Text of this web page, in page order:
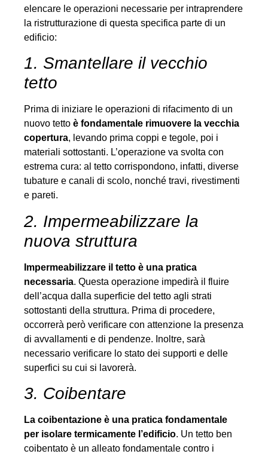
elencare le operazioni necessarie per intraprendere
la ristrutturazione di questa specifica parte di un
edificio:
1. Smantellare il vecchio
tetto
Prima di iniziare le operazioni di rifacimento di un
nuovo tetto è fondamentale rimuovere la vecchia
copertura, levando prima coppi e tegole, poi i
materiali sottostanti. L’operazione va svolta con
estrema cura: al tetto corrispondono, infatti, diverse
tubature e canali di scolo, nonché travi, rivestimenti
e pareti.
2. Impermeabilizzare la
nuova struttura
Impermeabilizzare il tetto è una pratica
necessaria. Questa operazione impedirà il fluire
dell’acqua dalla superficie del tetto agli strati
sottostanti della struttura. Prima di procedere,
occorrerà però verificare con attenzione la presenza
di avvallamenti e di pendenze. Inoltre, sarà
necessario verificare lo stato dei supporti e delle
superfici su cui si lavorerà.
3. Coibentare
La coibentazione è una pratica fondamentale
per isolare termicamente l’edificio. Un tetto ben
coibentato è un alleato fondamentale contro i